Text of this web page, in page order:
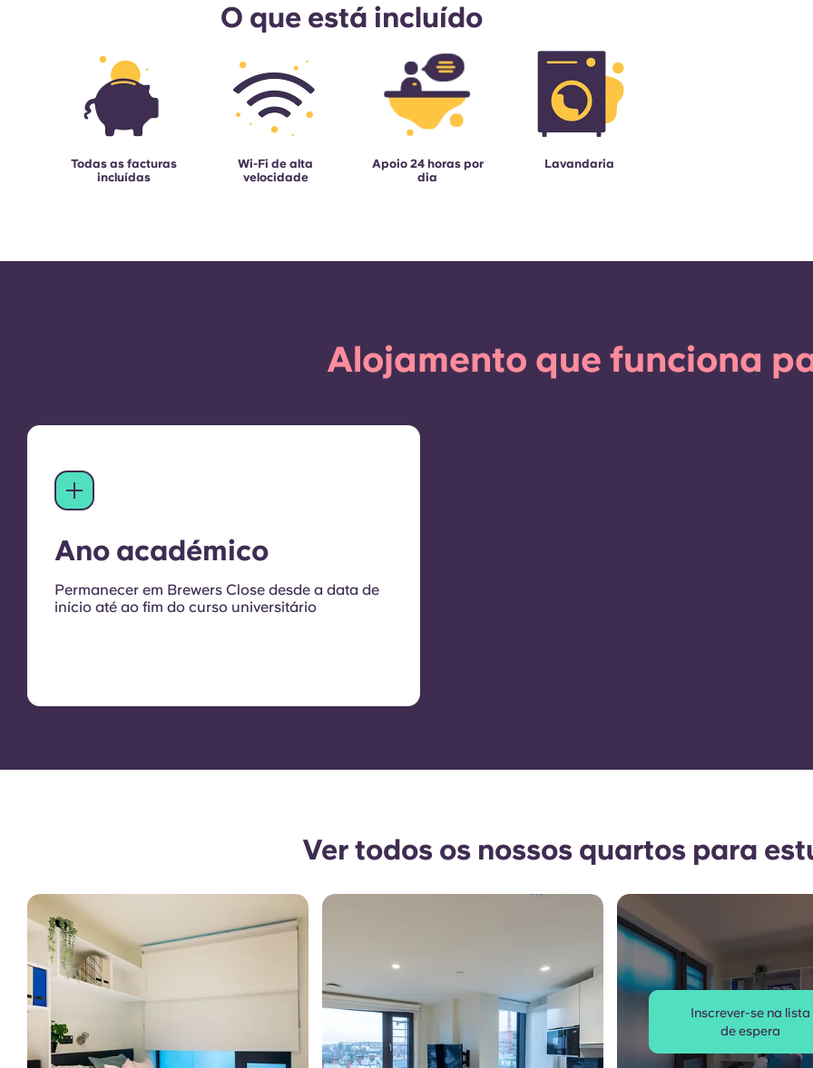
O que está incluído
Todas as facturas
incluídas
Wi-Fi de alta
velocidade
Apoio 24 horas por
dia
Lavandaria
Alojamento que funciona
Ano académico
Permanecer em Brewers Close desde a data de
início até ao fim do curso universitário
Ver todos os nossos quartos para
Inscrever-se na lista
de espera